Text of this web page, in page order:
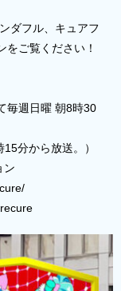
ダフル、キュアフ
をご覧ください！
毎週日曜 朝8時30
から放送。）
ン